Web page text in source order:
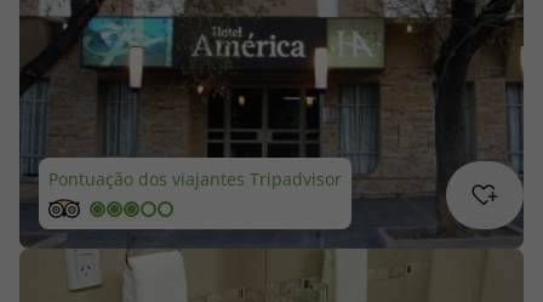
Especialistas
Cheque Viagem
Rede de Lojas
Blog TopViagens
Pontuação dos viajantes Tripadvisor